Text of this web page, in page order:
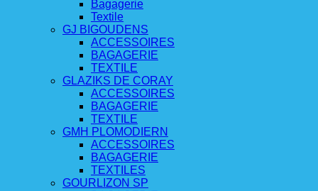
Bagagerie
Textile
GJ BIGOUDENS
ACCESSOIRES
BAGAGERIE
TEXTILE
GLAZIKS DE CORAY
ACCESSOIRES
BAGAGERIE
TEXTILE
GMH PLOMODIERN
ACCESSOIRES
BAGAGERIE
TEXTILES
GOURLIZON SP